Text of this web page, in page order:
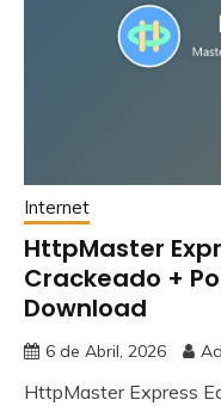
Internet
HttpMaster
Crackeado +
Download
6 de Abril, 2026
HttpMaster Express